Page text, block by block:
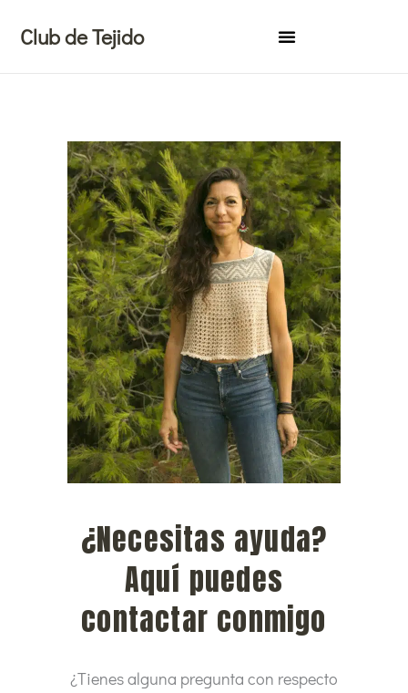
contenido
Club de Tejido
¿Necesitas ayuda?
Aquí puedes
contactar conmigo
¿Tienes alguna pregunta con respecto